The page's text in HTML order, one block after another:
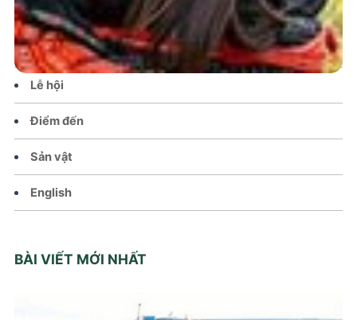
Chính sách
Văn hoá – Đời sống
Lễ hội
Điểm đến
Sản vật
English
BÀI VIẾT MỚI NHẤT